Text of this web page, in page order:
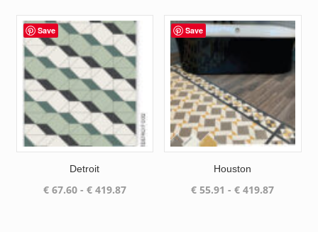
€ 419.87
Save
Detroit
€67.60 - €419.87Prijsklasse:
Save
Houston
€ 55.91 - € 419.87